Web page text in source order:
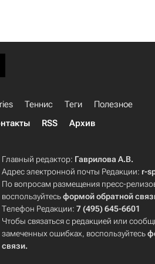
Теннис Теги
Полезное
RSS Архив
Главный редактор: Гаврилова А.В.
Адрес электронной почты Редакции: r-
По вопросам размещения пресс-
воспользуйтесьформой обратной
Телефон Редакции:7 (495) 645-6601
Чтобы связаться с редакцией или
замеченных ошибках, воспользуйтесь
связи.